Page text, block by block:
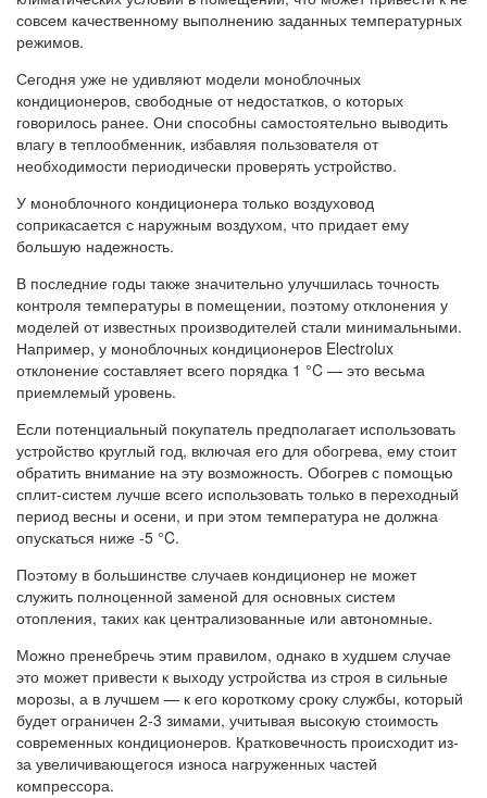
совсем качественному выполнению заданных температурных
режимов.
Сегодня уже не удивляют модели моноблочных
кондиционеров, свободные от недостатков, о которых
говорилось ранее. Они способны самостоятельно выводить
влагу в теплообменник, избавляя пользователя от
необходимости периодически проверять устройство.
У моноблочного кондиционера только воздуховод
соприкасается с наружным воздухом, что придает ему
большую надежность.
В последние годы также значительно улучшилась точность
контроля температуры в помещении, поэтому отклонения у
моделей от известных производителей стали минимальными.
Например, у моноблочных кондиционеров Electrolux
отклонение составляет всего порядка 1 °C — это весьма
приемлемый уровень.
Если потенциальный покупатель предполагает использовать
устройство круглый год, включая его для обогрева, ему стоит
обратить внимание на эту возможность. Обогрев с помощью
сплит-систем лучше всего использовать только в переходный
период весны и осени, и при этом температура не должна
опускаться ниже -5 °C.
Поэтому в большинстве случаев кондиционер не может
служить полноценной заменой для основных систем
отопления, таких как централизованные или автономные.
Можно пренебречь этим правилом, однако в худшем случае
это может привести к выходу устройства из строя в сильные
морозы, а в лучшем — к его короткому сроку службы, который
будет ограничен 2-3 зимами, учитывая высокую стоимость
современных кондиционеров. Кратковечность происходит из-
за увеличивающегося износа нагруженных частей
компрессора.